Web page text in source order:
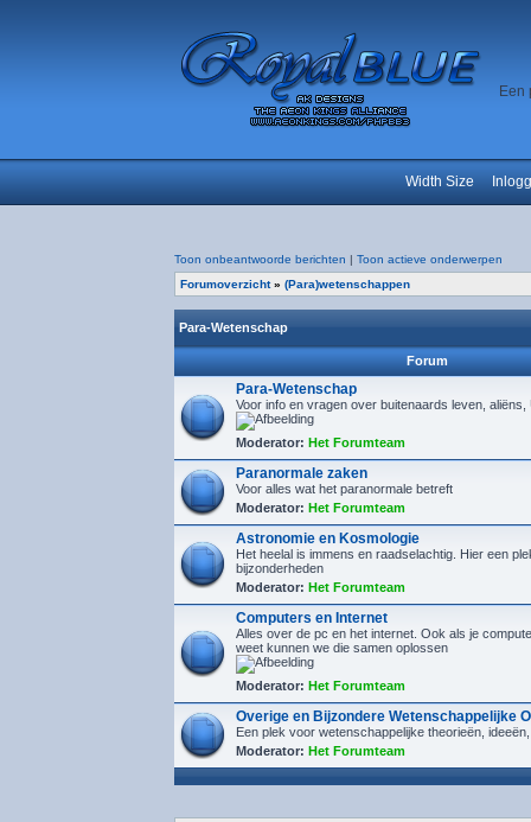
Een
Width Size
Toon onbeantwoorde berichten | Toon actieve onderwerpen
Forumoverzicht» (Para)wetenschappen
Para-Wetenschap
Forum
Para-Wetenschap
Voor info en vragen over buitenaards leven, aliëns,
Moderator: Het Forumteam
Paranormale zaken
Voor alles wat het paranormale betreft
Moderator: Het Forumteam
Astronomie en Kosmologie
Het heelal is immens en raadselachtig. Hier een
bijzonderheden
Moderator: Het Forumteam
Computers en Internet
Alles over de pc en het internet. Ook als je
weet kunnen we die samen oplossen
Moderator: Het Forumteam
Overige en Bijzondere Wetenschappelijke
Een plek voor wetenschappelijke theorieën,
Moderator: Het Forumteam